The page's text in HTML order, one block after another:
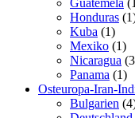
Honduras
Kuba (1)
Mexiko (1)
Nicaragua
Panama (1)
Osteuropa-Iran-
Bulgarien